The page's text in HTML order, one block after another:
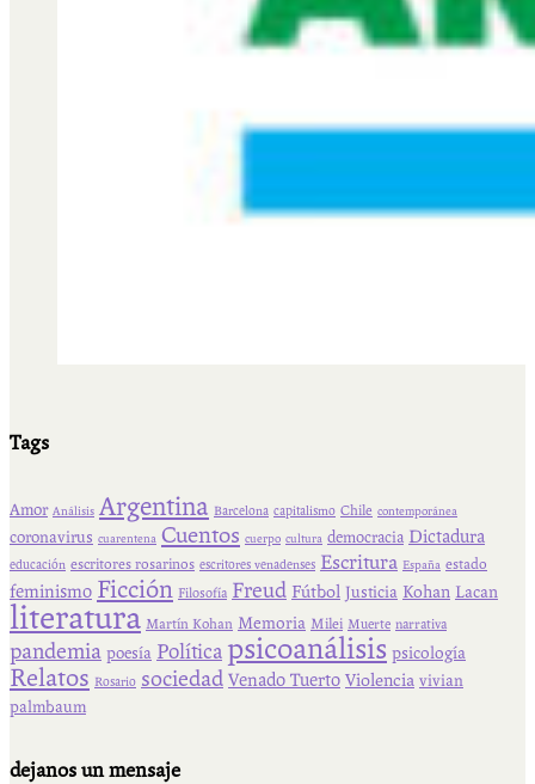
Tags
Amor Análisis Argentina Barcelona capitalismo Chile contemporánea
coronavirus cuarentena Cuentos cuerpo cultura democracia Dictadura
educación escritores rosarinos escritores venadenses Escritura España estado
feminismo Ficción Filosofía Freud Fútbol Justicia Kohan Lacan
literatura Martín Kohan Memoria Milei Muerte narrativa
pandemia poesía Política psicoanálisis psicología
Relatos Rosario sociedad Venado Tuerto Violencia vivian
palmbaum
dejanos un mensaje